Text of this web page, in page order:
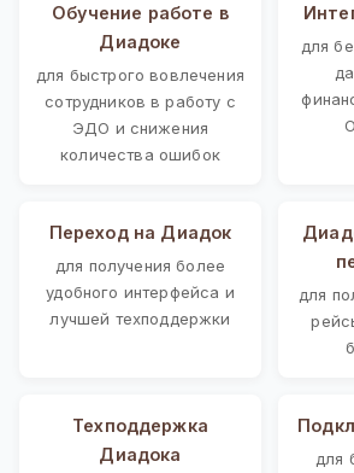
Обучение работе в
Диадоке
для быстрого вовлечения
сотрудников в работу с
ЭДО и снижения
количества ошибок
для
Переход на Диадок
для получения более
удобного интерфейса и
лучшей техподдержки
для
Техподдержка
Диадока
для